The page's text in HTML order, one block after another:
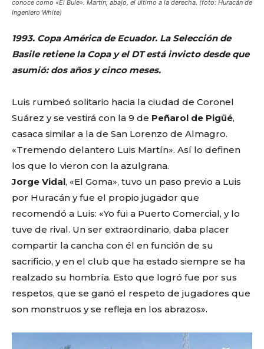
conoce como «El Bule». Martín, abajo, el último a la derecha. (foto: Huracán de
Ingeniero White)
1993. Copa América de Ecuador. La Selección de
Basile retiene la Copa y el DT está invicto desde que
asumió: dos años y cinco meses.
Luis rumbeó solitario hacia la ciudad de Coronel
Suárez y se vestirá con la 9 de Peñarol de Pigüé,
casaca similar a la de San Lorenzo de Almagro.
«Tremendo delantero Luis Martín». Así lo definen
los que lo vieron con la azulgrana.
Jorge Vidal, «El Goma», tuvo un paso previo a Luis
por Huracán y fue el propio jugador que
recomendó a Luis: «Yo fui a Puerto Comercial, y lo
tuve de rival. Un ser extraordinario, daba placer
compartir la cancha con él en función de su
sacrificio, y en el club que ha estado siempre se ha
realzado su hombría. Esto que logró fue por sus
respetos, que se ganó el respeto de jugadores que
son monstruos y se refleja en los abrazos».